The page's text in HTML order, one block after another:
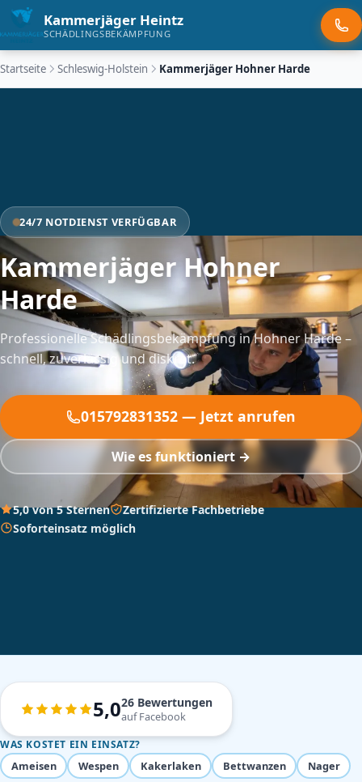
Kammerjäger Heintz
SCHÄDLINGSBEKÄMPFUNG
Startseite Schleswig-Holstein Kammerjäger Hohner Harde
24/7 NOTDIENST VERFÜGBAR
Kammerjäger Hohner
Harde
Professionelle Schädlingsbekämpfung in Hohner Harde –
schnell, zuverlässig und diskret.
015792831352 — Jetzt anrufen
Wie es funktioniert →
5,0 von 5 Sternen
Zertifizierte Fachbetriebe
Soforteinsatz möglich
5,026 Bewertungen
auf Facebook
WAS KOSTET EIN EINSATZ?
Ameisen Wespen Kakerlaken Bettwanzen Nager